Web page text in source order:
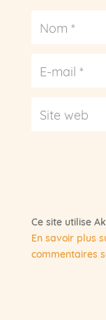
Ce site utilise
En savoir plus
commentaires